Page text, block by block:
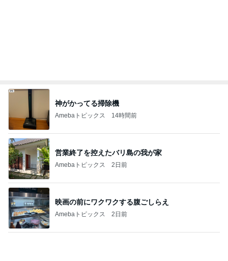
会員限定の新しいショーの抽選